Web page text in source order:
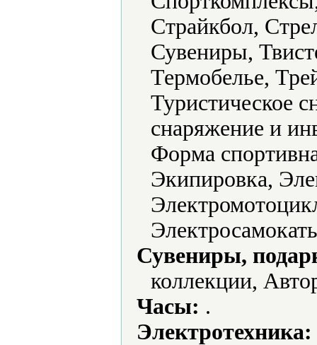
Страйкбол,
Сувениры,
Термобелье,
Туристическое
снаряжение и
Форма
Экипировка,
Сувениры,
коллекции,
Часы: .
Электротехника: